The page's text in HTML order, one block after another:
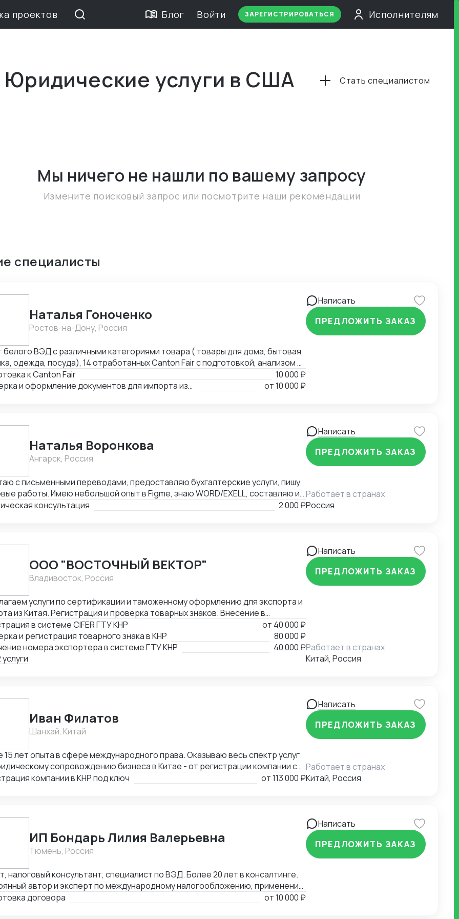
проектов Блог Войти ЗАРЕГИСТРИРОВАТЬСЯ Исполнителям
Юридические услуги в США Стать специалистом
Мы ничего не нашли по вашему запросу
Измените поисковый запрос или посмотрите наши рекомендации
специалисты
Наталья Гоноченко
Ростов-на-Дону, Россия
белого ВЭД с различными категориями товара ( товары для дома, бытовая
одежда, посуда), 14 отработанных Canton Fair с подготовкой, анализом и
матрицы. Подготовка полного пакета документов
сертификацию, образцы, ввоз и оформление. Оформление полного
к Canton Fair
10 000 ₽
Проверка и оформление документов для импорта из Китая
от10 000 ₽
Написать
ПРЕДЛОЖИТЬ ЗАКАЗ
Наталья Воронкова
Ангарск, Россия
с письменными переводами, предоставляю бухгалтерские услуги, пишу
работы. Имею небольшой опыт в Figme, знаю WORD/EXELL, составляю и
таблицы. Рассматриваю подработку, рассмотрю Ваши варианты.
консультация 2 000 ₽
Написать
ПРЕДЛОЖИТЬ ЗАКАЗ
Работает в странах
Россия
ООО "ВОСТОЧНЫЙ ВЕКТОР"
Владивосток, Россия
услуги по сертификации и таможенному оформлению для экспорта и
из Китая. Регистрация и проверка товарных знаков. Внесение в
реестр товарных знаков. Изготовление маркировки для пищевой
для реализации в Китае. Получение номера экспортера в системе
таможни. Подбор HS и CIQ кодов.
в системе CIFER ГТУ КНР от 40 000 ₽
и регистрация товарного знака в КНР
80 000 ₽
номера экспортера в системе ГТУ КНР
40 000 ₽
Написать
ПРЕДЛОЖИТЬ ЗАКАЗ
Работает в странах
Китай, Россия
Иван Филатов
Шанхай, Китай
лет опыта в сфере международного права. Оказываю весь спектр услуг
сопровождению бизнеса в Китае - от регистрации компании с
граждан России и получения разрешения на работу, миграции бизнеса,
компании в КНР под ключ от113 000 ₽
Написать
ПРЕДЛОЖИТЬ ЗАКАЗ
Работает в странах
Китай, Россия
ИП Бондарь Лилия Валерьевна
Тюмень, Россия
налоговый консультант, специалист по ВЭД. Более 20 лет в консалтинге.
автор и эксперт по международному налогообложению, применению
MLI. Подготовка правовых заключений по налогообложению в РФ и
договора от10 000 ₽
Написать
ПРЕДЛОЖИТЬ ЗАКАЗ